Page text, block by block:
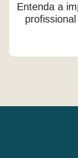
Entenda a